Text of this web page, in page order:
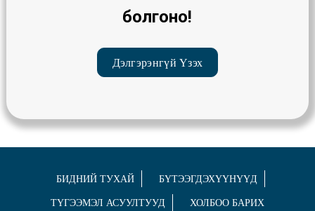
болгоно!
Дэлгэрэнгүй Үзэх
БИДНИЙ ТУХАЙ
БҮТЭЭГДЭХҮҮНҮҮД
ТҮГЭЭМЭЛ АСУУЛТУУД
ХОЛБОО БАРИХ